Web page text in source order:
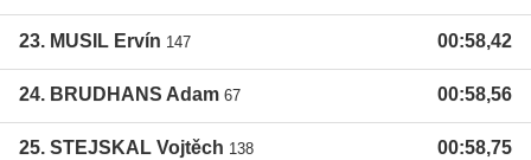
23. MUSIL Ervín 147 00:58,42
24. BRUDHANS Adam 67 00:58,56
25. STEJSKAL Vojtěch 138 00:58,75